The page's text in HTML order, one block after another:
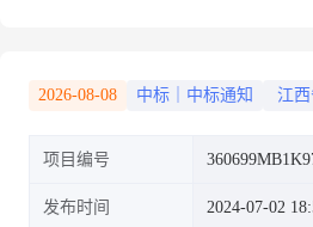
2026-08-08 中标｜中标通知 江西
项目编号
发布时间 2024-07-02